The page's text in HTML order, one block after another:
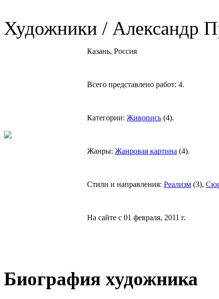
Художники / Александр
Казань, Россия
Всего представлено работ: 4.
Категории: Живопись (4).
Жанры: Жанровая картина (4).
Стили и направления: Реализм (3),
На сайте с 01 февраля, 2011 г.
Биография художника